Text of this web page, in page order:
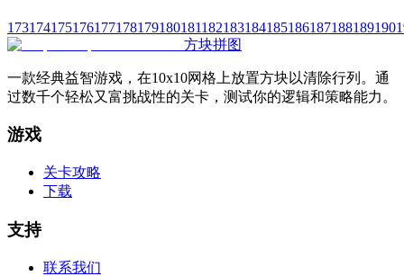
173174175176177178179180181182183184185186187188189190
方块拼图
一款经典益智游戏，在10x10网格上放置方块以清除行列。通
过数千个轻松又富挑战性的关卡，测试你的逻辑和策略能力。
游戏
关卡攻略
下载
支持
联系我们